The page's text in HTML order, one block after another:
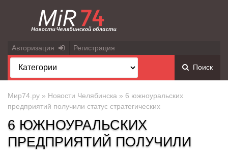
Авторизация Регистрация
Поиск
Мир74.ру » Новости Челябинска » 6 южноуральских
предприятий получили статус стратегических
6 ЮЖНОУРАЛЬСКИХ
ПРЕДПРИЯТИЙ ПОЛУЧИЛИ